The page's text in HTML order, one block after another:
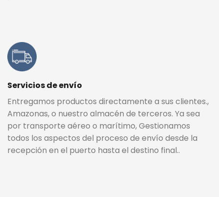
Servicios de envío
Entregamos productos directamente a sus clientes.,
Amazonas, o nuestro almacén de terceros. Ya sea
por transporte aéreo o marítimo, Gestionamos
todos los aspectos del proceso de envío desde la
recepción en el puerto hasta el destino final..